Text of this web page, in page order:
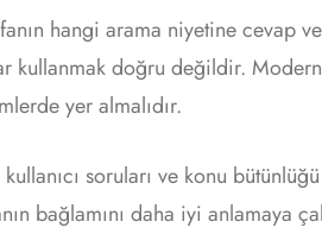
hangi arama niyetine cevap
kullanmak doğru değildir.
yer almalıdır.
soruları ve konu
bağlamını daha iyi anlamaya